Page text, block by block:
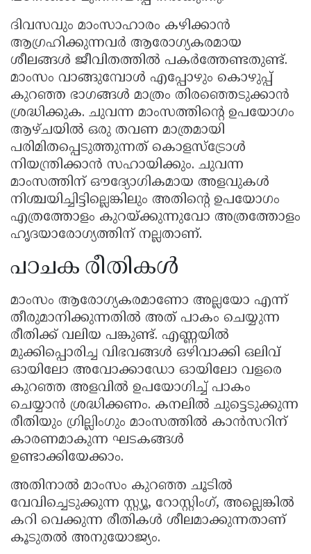
ദിവസവും മാംസാഹാരം കഴിക്കാൻ
ആഗ്രഹിക്കുന്നവർ ആരോഗ്യകരമായ
ശീലങ്ങൾ ജീവിതത്തിൽ പകർത്തേണ്ടതുണ്ട്.
മാംസം വാങ്ങുമ്പോൾ എപ്പോഴും കൊഴുപ്പ്
കുറഞ്ഞ ഭാഗങ്ങൾ മാത്രം തിരഞ്ഞെടുക്കാൻ
ശ്രദ്ധിക്കുക. ചുവന്ന മാംസത്തിന്റെ ഉപയോഗം
ആഴ്ചയിൽ ഒരു തവണ മാത്രമായി
പരിമിതപ്പെടുത്തുന്നത് കൊളസ്ട്രോൾ
നിയന്ത്രിക്കാൻ സഹായിക്കും. ചുവന്ന
മാംസത്തിന് ഔദ്യോഗികമായ അളവുകൾ
നിശ്ചയിച്ചിട്ടില്ലെങ്കിലും അതിന്റെ ഉപയോഗം
എത്രത്തോളം കുറയ്ക്കുന്നുവോ അത്രത്തോളം
ഹൃദയാരോഗ്യത്തിന് നല്ലതാണ്.
പാചക രീതികൾ
മാംസം ആരോഗ്യകരമാണോ അല്ലയോ എന്ന്
തീരുമാനിക്കുന്നതിൽ അത് പാകം ചെയ്യുന്ന
രീതിക്ക് വലിയ പങ്കുണ്ട്. എണ്ണയിൽ
മുക്കിപ്പൊരിച്ച വിഭവങ്ങൾ ഒഴിവാക്കി ഒലിവ്
ഓയിലോ അവോക്കാഡോ ഓയിലോ വളരെ
കുറഞ്ഞ അളവിൽ ഉപയോഗിച്ച് പാകം
ചെയ്യാൻ ശ്രദ്ധിക്കണം. കനലിൽ ചുട്ടെടുക്കുന്ന
രീതിയും ഗ്രില്ലിംഗും മാംസത്തിൽ കാൻസറിന്
കാരണമാകുന്ന ഘടകങ്ങൾ
ഉണ്ടാക്കിയേക്കാം.
അതിനാൽ മാംസം കുറഞ്ഞ ചൂടിൽ
വേവിച്ചെടുക്കുന്ന സ്റ്റ്യൂ, റോസ്റ്റിംഗ്, അല്ലെങ്കിൽ
കറി വെക്കുന്ന രീതികൾ ശീലമാക്കുന്നതാണ്
കൂടുതൽ അനുയോജ്യം.